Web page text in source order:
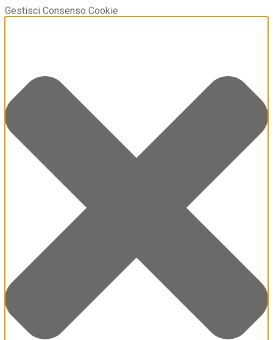
Gestisci Consenso Cookie